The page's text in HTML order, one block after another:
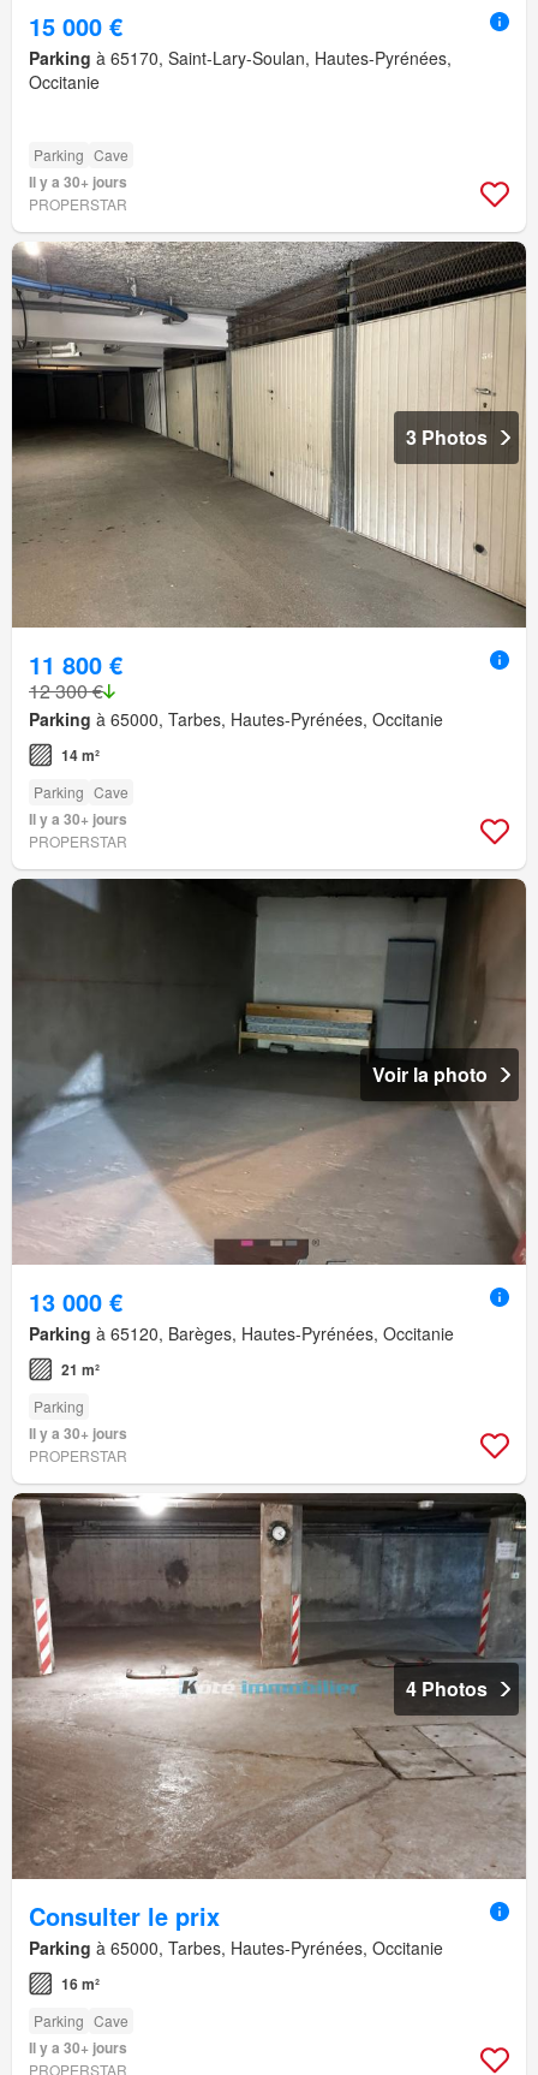
15 000 €
Parking à 65170, Saint-Lary-Soulan, Hautes-Pyrénées,
Occitanie
Parking Cave
Il y a 30+ jours
PROPERSTAR
3 Photos
11 800 €
12 300 €
Parking à 65000, Tarbes, Hautes-Pyrénées, Occitanie
14 m²
Parking Cave
Il y a 30+ jours
PROPERSTAR
Voir la photo
13 000 €
Parking à 65120, Barèges, Hautes-Pyrénées, Occitanie
21 m²
Parking
Il y a 30+ jours
PROPERSTAR
4 Photos
Consulter le prix
Parking à 65000, Tarbes, Hautes-Pyrénées, Occitanie
16 m²
Parking Cave
Il y a 30+ jours
PROPERSTAR